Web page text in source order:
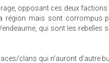
opposant ces deux
région mais sont corrompus
qui sont les rebelles
clans qui n'auront d'autre